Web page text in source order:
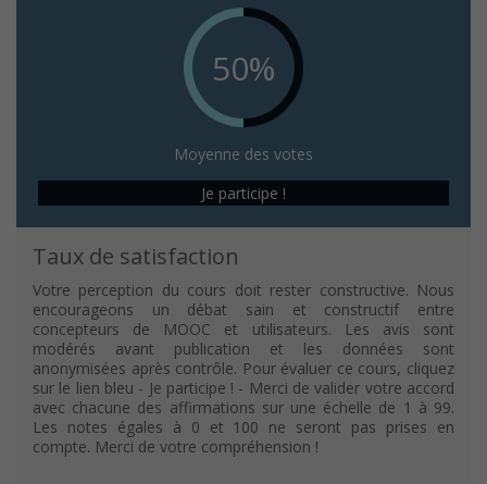
50%
Moyenne des votes
Je participe !
Taux de satisfaction
Votre perception du cours doit rester constructive. Nous
encourageons un débat sain et constructif entre
concepteurs de MOOC et utilisateurs. Les avis sont
modérés avant publication et les données sont
anonymisées après contrôle. Pour évaluer ce cours, cliquez
sur le lien bleu - Je participe ! - Merci de valider votre accord
avec chacune des affirmations sur une échelle de 1 à 99.
Les notes égales à 0 et 100 ne seront pas prises en
compte. Merci de votre compréhension !